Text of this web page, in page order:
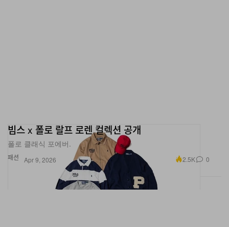
패션
빔스 x 폴로 랄프 로렌 컬렉션 공개
폴로 클래식 포에버.
Apr 9, 2026 2.5K 0